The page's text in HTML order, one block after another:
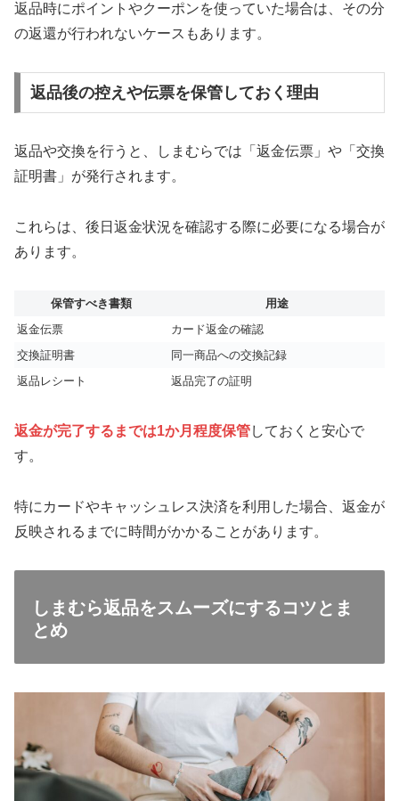
返品時にポイントやクーポンを使っていた場合は、その分
の返還が行われないケースもあります。
返品後の控えや伝票を保管しておく理由
返品や交換を行うと、しまむらでは「返金伝票」や「交換
証明書」が発行されます。
これらは、後日返金状況を確認する際に必要になる場合が
あります。
保管すべき書類
用途
返金伝票
カード返金の確認
交換証明書
同一商品への交換記録
返品レシート
返品完了の証明
返金が完了するまでは1か月程度保管しておくと安心で
す。
特にカードやキャッシュレス決済を利用した場合、返金が
反映されるまでに時間がかかることがあります。
しまむら返品をスムーズにするコツとま
とめ